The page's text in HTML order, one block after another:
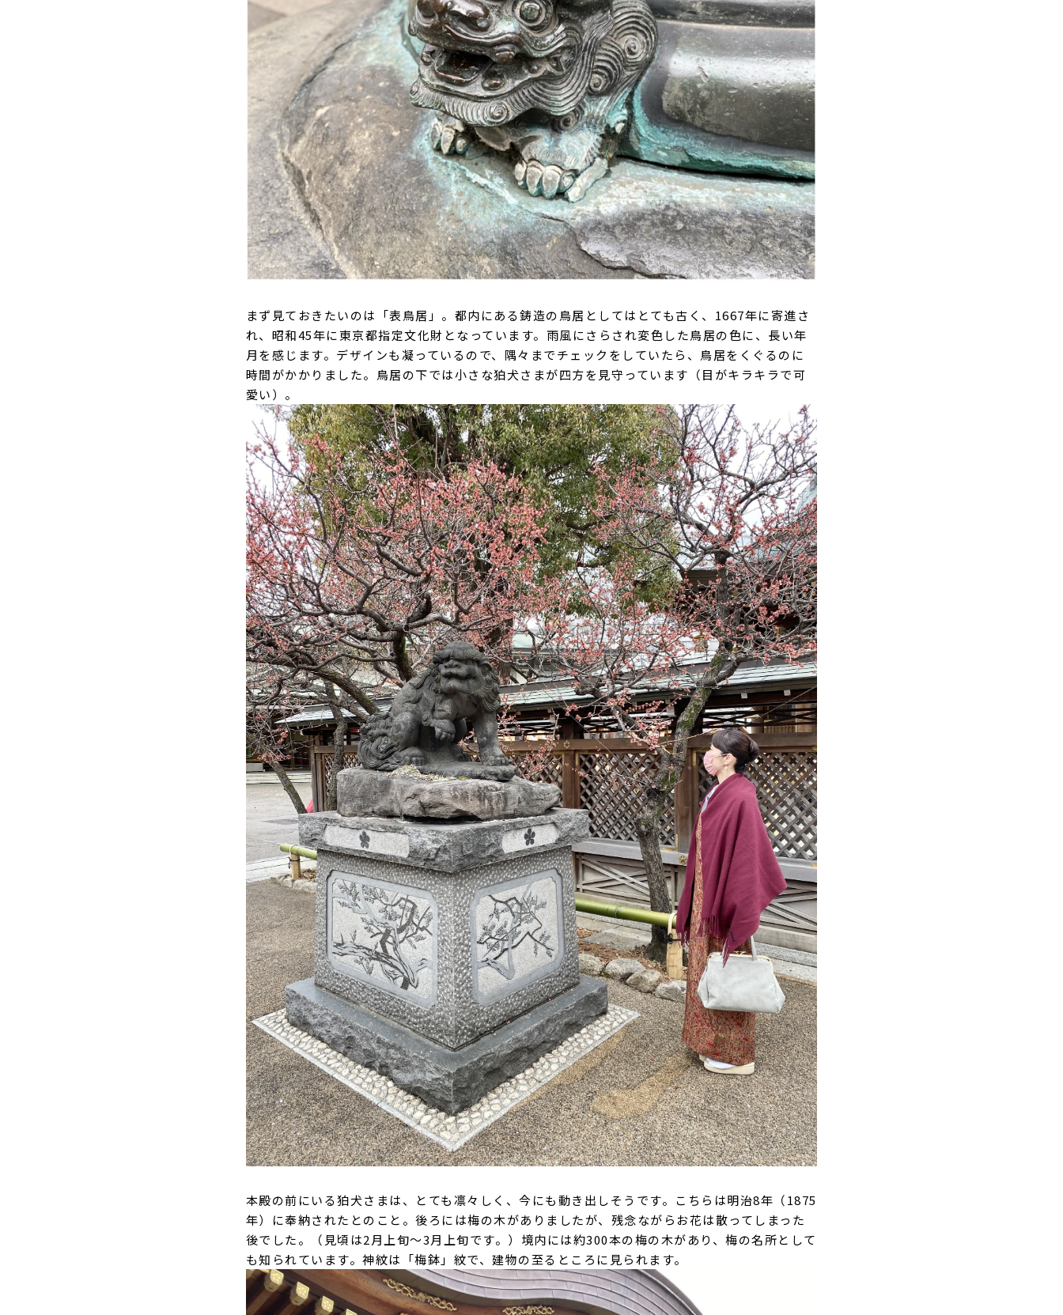
まず見ておきたいのは「表鳥居」。都内にある鋳造の鳥居としてはとても古く、1667年に寄進さ
れ、昭和45年に東京都指定文化財となっています。雨風にさらされ変色した鳥居の色に、長い年
月を感じます。デザインも凝っているので、隅々までチェックをしていたら、鳥居をくぐるのに
時間がかかりました。鳥居の下では小さな狛犬さまが四方を見守っています（目がキラキラで可
愛い）。
本殿の前にいる狛犬さまは、とても凛々しく、今にも動き出しそうです。こちらは明治8年（1875
年）に奉納されたとのこと。後ろには梅の木がありましたが、残念ながらお花は散ってしまった
後でした。（見頃は2月上旬〜3月上旬です。）境内には約300本の梅の木があり、梅の名所として
も知られています。神紋は「梅鉢」紋で、建物の至るところに見られます。